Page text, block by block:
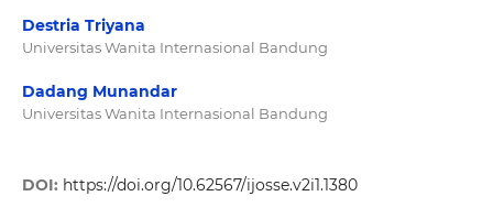
Destria Triyana
Universitas Wanita Internasional Bandung
Dadang Munandar
Universitas Wanita Internasional Bandung
DOI: https://doi.org/10.62567/ijosse.v2i1.1380